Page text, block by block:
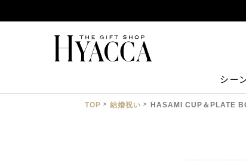
シー
TOP 結婚祝い HASAMI CUP＆PLATE